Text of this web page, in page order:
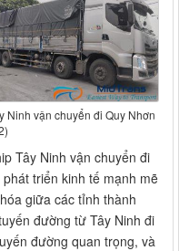
Ninh vận chuyển đi Quy Nhơn
Tây Ninh vận chuyển đi
triển kinh tế mạnh mẽ
giữa các tỉnh thành
đường từ Tây Ninh đi
đường quan trọng, và